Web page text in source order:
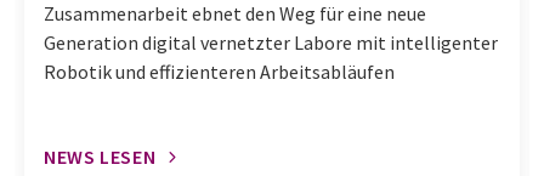
Zusammenarbeit ebnet den Weg für eine neue
Generation digital vernetzter Labore mit intelligenter
Robotik und effizienteren Arbeitsabläufen
NEWS LESEN